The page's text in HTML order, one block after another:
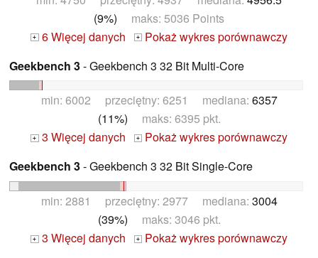
(9%) maks: 5036 Points
+ 6 Więcej danych +
Pokaż wykres porównawczy
Geekbench 3- Geekbench 3 32 Bit Multi-Core
min: 6002 przeciętny: 6251 mediana: 6357
(11%) maks: 6395 pkt.
+ 3 Więcej danych +
Pokaż wykres porównawczy
Geekbench 3- Geekbench 3 32 Bit Single-Core
min: 2881 przeciętny: 2977 mediana: 3004
(39%) maks: 3046 pkt.
+ 3 Więcej danych +
Pokaż wykres porównawczy